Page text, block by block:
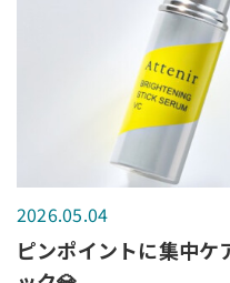
2026.05.04
ピンポイントに集中